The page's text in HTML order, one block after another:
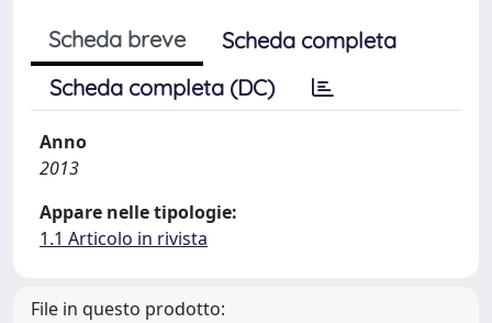
Scheda breve
Scheda completa
Scheda completa (DC)
Anno
2013
Appare nelle tipologie:
1.1 Articolo in rivista
File in questo prodotto: